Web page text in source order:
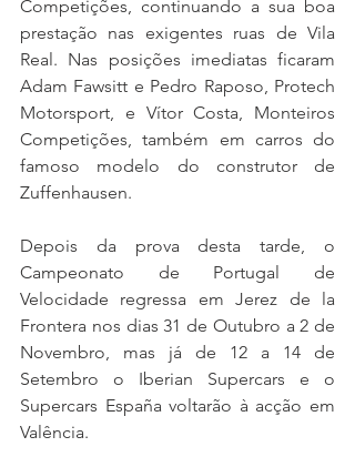
Competições, continuando a sua boa
prestação nas exigentes ruas de Vila
Real. Nas posições imediatas ficaram
Adam Fawsitt e Pedro Raposo, Protech
Motorsport, e Vítor Costa, Monteiros
Competições, também em carros do
famoso modelo do construtor de
Zuffenhausen.
Depois da prova desta tarde, o
Campeonato de Portugal de
Velocidade regressa em Jerez de la
Frontera nos dias 31 de Outubro a 2 de
Novembro, mas já de 12 a 14 de
Setembro o Iberian Supercars e o
Supercars España voltarão à acção em
Valência.